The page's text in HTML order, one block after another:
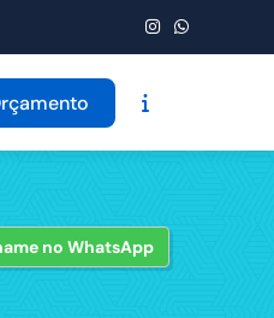
no WhatsApp